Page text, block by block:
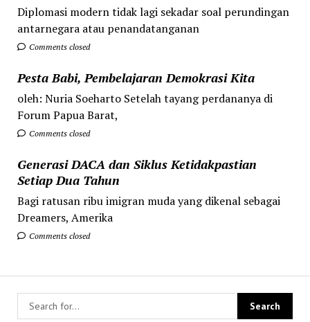
Diplomasi modern tidak lagi sekadar soal perundingan
antarnegara atau penandatanganan
Comments closed
Pesta Babi, Pembelajaran Demokrasi Kita
oleh: Nuria Soeharto Setelah tayang perdananya di
Forum Papua Barat,
Comments closed
Generasi DACA dan Siklus Ketidakpastian
Setiap Dua Tahun
Bagi ratusan ribu imigran muda yang dikenal sebagai
Dreamers, Amerika
Comments closed